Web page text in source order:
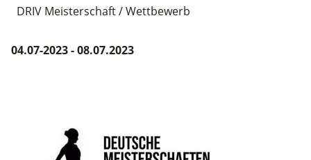
DRIV Meisterschaft / Wettbewerb
04.07-2023 - 08.07.2023